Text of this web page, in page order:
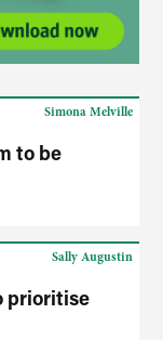
to be
Simona Melville
prioritise
Sally Augustin